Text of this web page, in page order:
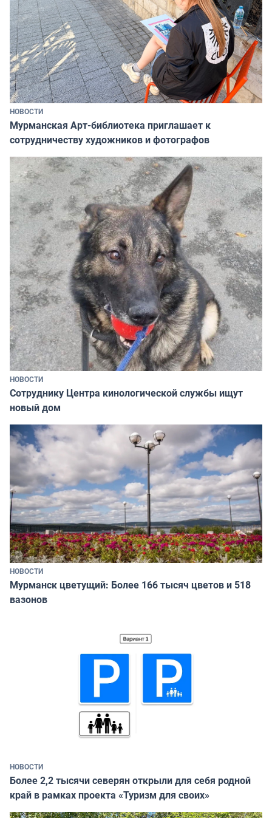
НОВОСТИ
Мурманская Арт-библиотека приглашает к
сотрудничеству художников и фотографов
НОВОСТИ
Сотруднику Центра кинологической службы ищут
новый дом
НОВОСТИ
Мурманск цветущий: Более 166 тысяч цветов и 518
вазонов
НОВОСТИ
Более 2,2 тысячи северян открыли для себя родной
край в рамках проекта «Туризм для своих»